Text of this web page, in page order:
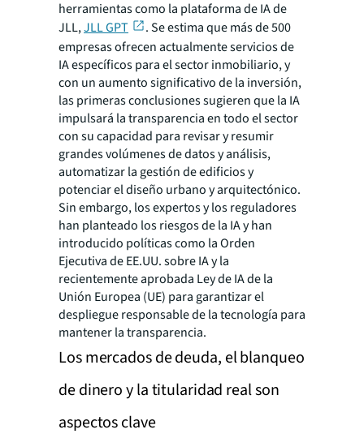
herramientas como la plataforma de IA de
JLL,JLL GPT
. Se estima que más de 500
empresas ofrecen actualmente servicios de
IA específicos para el sector inmobiliario, y
con un aumento significativo de la inversión,
las primeras conclusiones sugieren que la IA
impulsará la transparencia en todo el sector
con su capacidad para revisar y resumir
grandes volúmenes de datos y análisis,
automatizar la gestión de edificios y
potenciar el diseño urbano y arquitectónico.
Sin embargo, los expertos y los reguladores
han planteado los riesgos de la IA y han
introducido políticas como la Orden
Ejecutiva de EE.UU. sobre IA y la
recientemente aprobada Ley de IA de la
Unión Europea (UE) para garantizar el
despliegue responsable de la tecnología para
mantener la transparencia.
Los mercados de deuda, el blanqueo
de dinero y la titularidad real son
aspectos clave